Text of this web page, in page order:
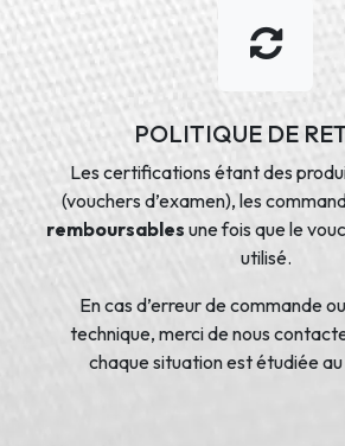
POLITIQUE DE
Les certifications étant des
(vouchers d’examen), les
remboursables une fois que le
utilisé.
En cas d’erreur de commande
technique, merci de nous
chaque situation est étudiée